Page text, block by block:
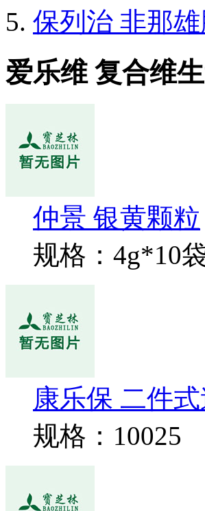
保列治 非那
爱乐维 复合维
仲景 银黄颗粒
规格：4g*10
康乐保 二件
规格：10025